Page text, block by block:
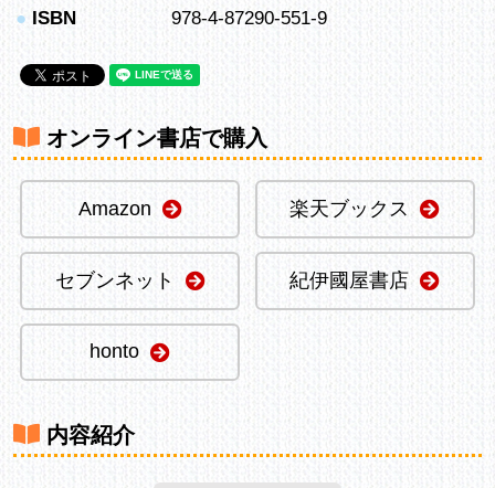
● ISBN 978-4-87290-551-9
オンライン書店で購入
Amazon 楽天ブックス
セブンネット 紀伊國屋書店
honto
内容紹介